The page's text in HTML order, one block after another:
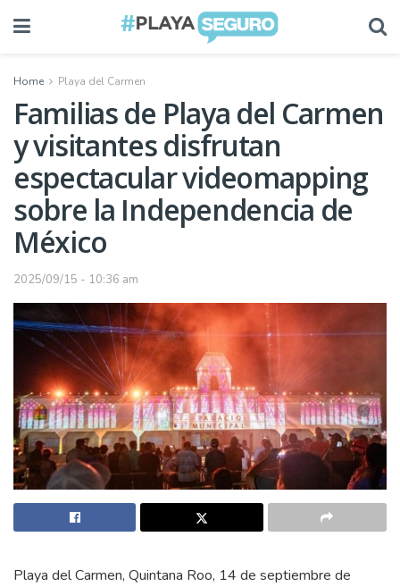
Home Playa del Carmen
Familias de Playa del Carmen
y visitantes disfrutan
espectacular videomapping
sobre la Independencia de
México
2025/09/15 - 10:36 am
Playa del Carmen, Quintana Roo, 14 de septiembre de